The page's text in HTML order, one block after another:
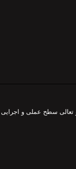
تعالی سطح عملی و